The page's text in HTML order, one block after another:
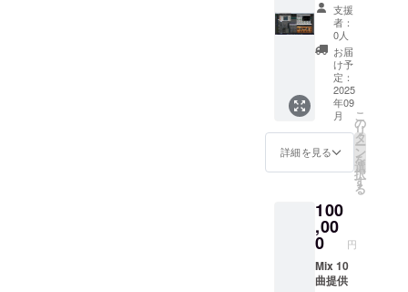
支援
者：
0人
お届
け予
定：
2025
年09
月
詳細を見る
こ
の
リ
タ
ー
ン
を
選
択
す
る
100
,00
0 円
Mix 10
曲提供